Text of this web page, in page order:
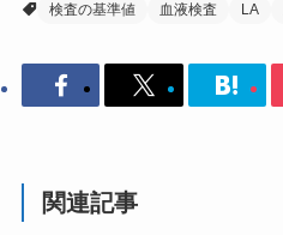
検査の基準値
血液検査 LA
関連記事